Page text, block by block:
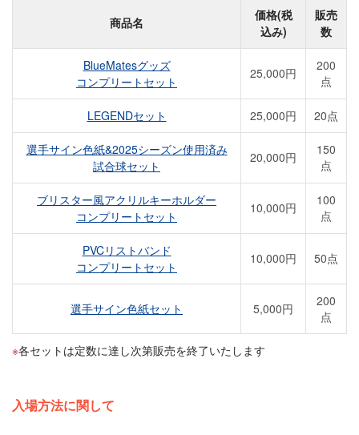
商品名
価格(税
込み)
販売
数
BlueMatesグッズ
コンプリートセット
25,000円
200
点
LEGENDセット 25,000円 20点
選手サイン色紙&2025シーズン使用済み
試合球セット
20,000円
150
点
ブリスター風アクリルキーホルダー
コンプリートセット
10,000円
100
点
PVCリストバンド
コンプリートセット
10,000円 50点
選手サイン色紙セット 5,000円
200
点
各セットは定数に達し次第販売を終了いたします
入場方法に関して